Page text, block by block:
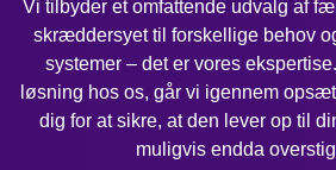
Vi tilbyder et omfattende udvalg af
skræddersyet til forskellige behov
systemer – det er vores
løsning hos os, går vi igennem
dig for at sikre, at den lever op til
muligvis endda